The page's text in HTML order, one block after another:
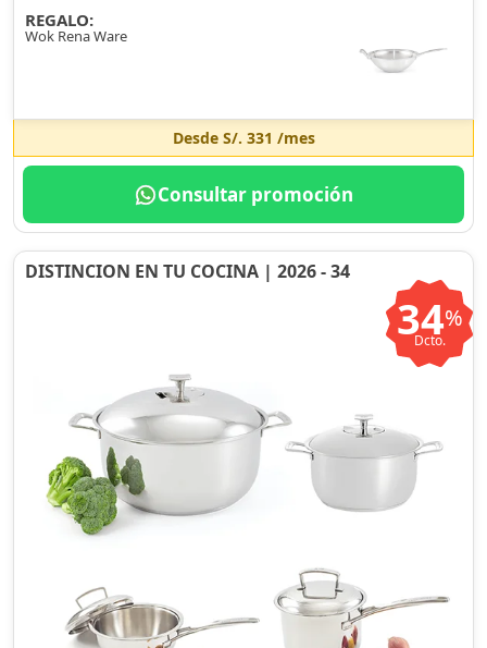
REGALO:
Wok Rena Ware
Desde S/. 331 /mes
Consultar promoción
DISTINCION EN TU COCINA | 2026 - 34
34%
Dcto.